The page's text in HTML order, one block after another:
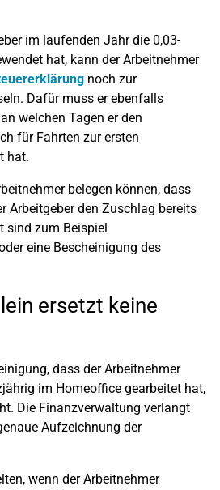
im laufenden Jahr die 0,03-
hat, kann der Arbeitnehmer
noch zur
Dafür muss er ebenfalls
welchen Tagen er den
für Fahrten zur ersten
hat.
belegen können, dass
Arbeitgeber den Zuschlag bereits
sind zum Beispiel
eine Bescheinigung des
ersetzt keine
dass der Arbeitnehmer
im Homeoffice gearbeitet hat,
Die Finanzverwaltung verlangt
Aufzeichnung der
wenn der Arbeitnehmer